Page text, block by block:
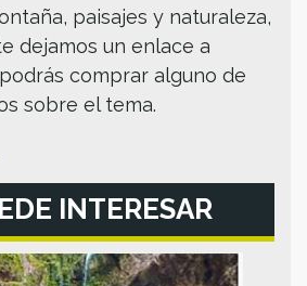
paisajes y naturaleza,
dejamos un enlace a
comprar alguno de
sobre el tema.
INTERESAR